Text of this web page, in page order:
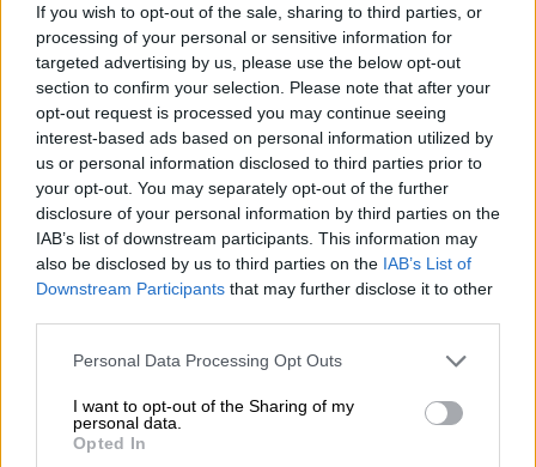
If you wish to opt-out of the sale, sharing to third parties, or
processing of your personal or sensitive information for
targeted advertising by us, please use the below opt-out
section to confirm your selection. Please note that after your
opt-out request is processed you may continue seeing
interest-based ads based on personal information utilized by
us or personal information disclosed to third parties prior to
your opt-out. You may separately opt-out of the further
disclosure of your personal information by third parties on the
IAB’s list of downstream participants. This information may
also be disclosed by us to third parties on the IAB’s List of
Downstream Participants that may further disclose it to other
Please note that this website/app uses one or more Google
not limited to your visit or usage behaviour. You may click to
grant or deny consent to Google and its third-party tags to
use your data for below specified purposes in below Google
Personal Data Processing Opt Outs
I want to opt-out of the Sharing of my
personal data.
Opted In
The Netherlands Amsterdam Museumplein
1800
Spain Barcelona Arc de Triomf 1200
Ireland Belfast Belfast City Hall 1700
Germany Berlin Hiroshimastra?e 11 15, 10785
1800
UK Birmingham Victoria Square 2100
USA Boston Consulate General of Greece –
86 Beacon St, Boston, MA 02108 1700